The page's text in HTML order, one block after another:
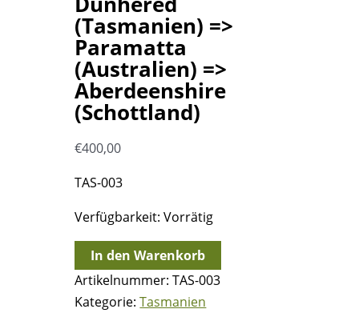
(Tasmanien) =>
Paramatta
(Australien) =>
Aberdeenshire
(Schottland)
€400,00
TAS-003
Verfügbarkeit: Vorrätig
25.1.1840
-
Dunhered
(Tasmanien)
In den Warenkorb
Artikelnummer:TAS-003
Kategorie:Tasmanien